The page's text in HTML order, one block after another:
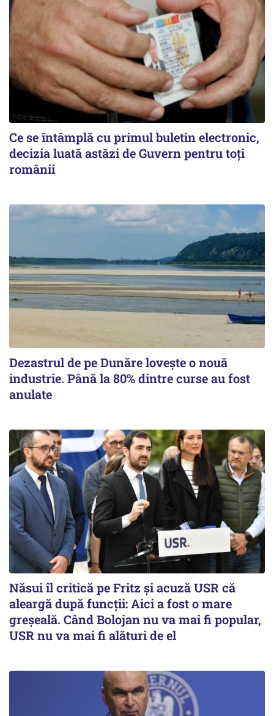
Ce se întâmplă cu primul buletin electronic,
decizia luată astăzi de Guvern pentru toți
românii
Dezastrul de pe Dunăre lovește o nouă
industrie. Până la 80% dintre curse au fost
anulate
Năsui îl critică pe Fritz și acuză USR că
aleargă după funcții: Aici a fost o mare
greșeală. Când Bolojan nu va mai fi popular,
USR nu va mai fi alături de el